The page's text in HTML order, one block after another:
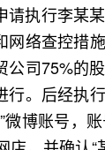
执行李某某
网络查控措
公司75%的
行。后经执
微博账号，